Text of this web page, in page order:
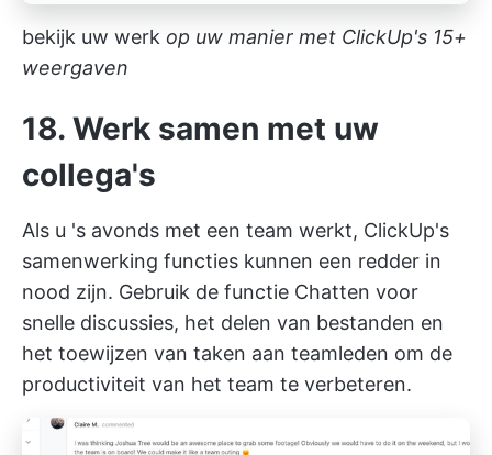
bekijk uw werk op uw manier met ClickUp's 15+
weergaven
18. Werk samen met uw
collega's
Als u 's avonds met een team werkt, ClickUp's
samenwerking functies kunnen een redder in
nood zijn. Gebruik de functie Chatten voor
snelle discussies, het delen van bestanden en
het toewijzen van taken aan teamleden om de
productiviteit van het team te verbeteren.